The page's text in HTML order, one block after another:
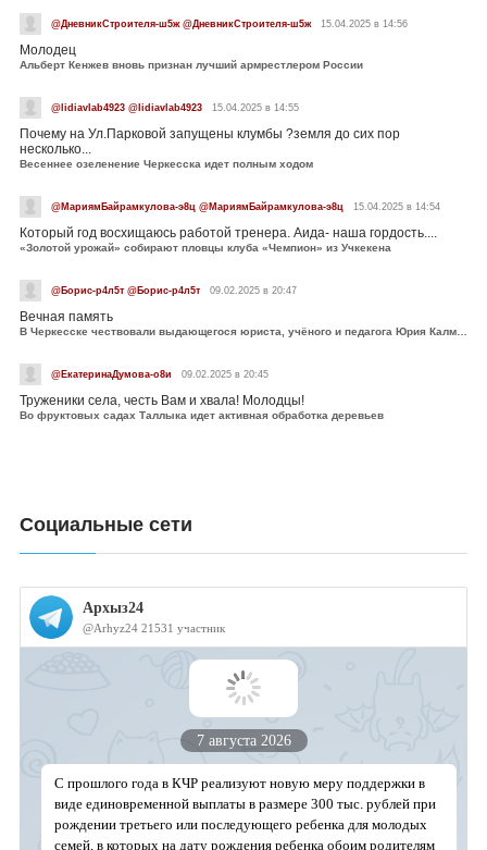
@ДневникСтроителя-ш5ж @ДневникСтроителя-ш5ж 15.04.2025 в 14:56
Молодец
Альберт Кенжев вновь признан лучший армрестлером России
@lidiavlab4923 @lidiavlab4923 15.04.2025 в 14:55
Почему на Ул.Парковой запущены клумбы ?земля до сих пор
несколько...
Весеннее озеленение Черкесска идет полным ходом
@МариямБайрамкулова-э8ц @МариямБайрамкулова-э8ц 15.04.2025 в 14:54
Который год восхищаюсь работой тренера. Аида- наша гордость....
«Золотой урожай» собирают пловцы клуба «Чемпион» из Учкекена
@Борис-р4л5т @Борис-р4л5т 09.02.2025 в 20:47
Вечная память
В Черкесске чествовали выдающегося юриста, учёного и педагога Юрия Калмыкова
@ЕкатеринаДумова-о8и 09.02.2025 в 20:45
Труженики села, честь Вам и хвала! Молодцы!
Во фруктовых садах Таллыка идет активная обработка деревьев
Социальные сети